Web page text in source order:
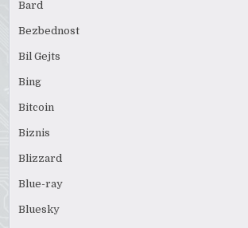
Bard
Bezbednost
Bil Gejts
Bing
Bitcoin
Biznis
Blizzard
Blue-ray
Bluesky